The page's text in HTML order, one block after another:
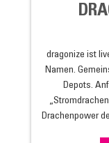
dragonize ist
Namen.
Depots.
Drachenpower